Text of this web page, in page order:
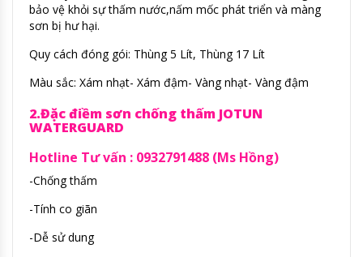
bảo vệ khỏi sự thấm nước,nấm mốc phát triển và màng
sơn bị hư hại.
Quy cách đóng gói: Thùng 5 Lít, Thùng 17 Lít
Màu sắc: Xám nhạt- Xám đậm- Vàng nhạt- Vàng đậm
2.Đặc điềm sơn chống thấm JOTUN
WATERGUARD
Hotline Tư vấn : 0932791488 (Ms Hồng)
-Chống thấm
-Tính co giãn
-Dễ sử dung